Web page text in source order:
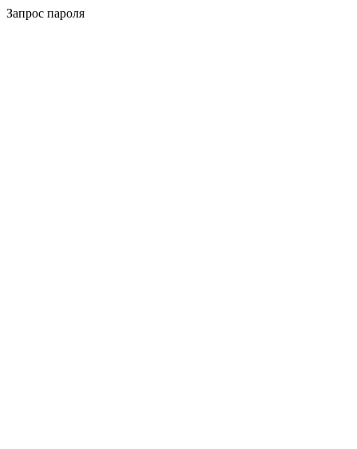
Запрос пароля